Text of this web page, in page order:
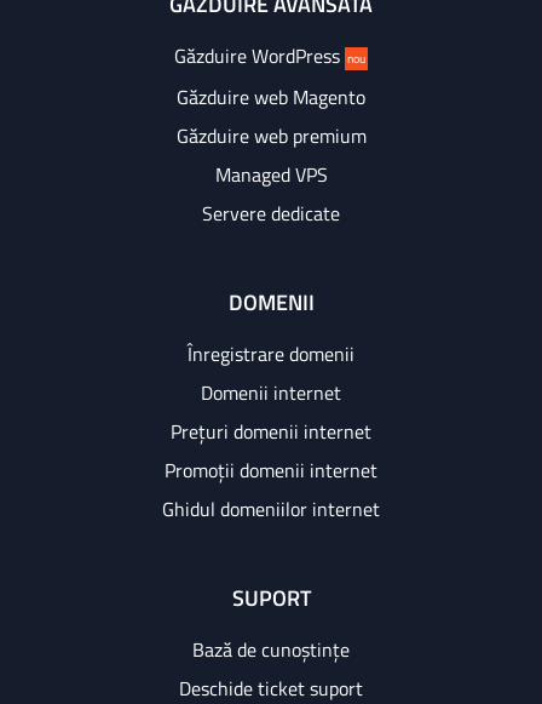
Găzduire WordPress nou
Găzduire web Magento
Găzduire web premium
Managed VPS
Servere dedicate
DOMENII
Înregistrare domenii
Domenii internet
Prețuri domenii internet
Promoții domenii internet
Ghidul domeniilor internet
SUPORT
Bază de cunoștințe
Deschide ticket suport